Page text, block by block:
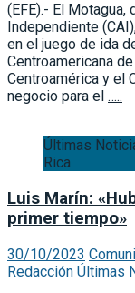
(EFE).- El
Independiente
en el juego de ida
Centroamericana
Centroamérica y el
negocio para el …..
Últimas
Rica
Luis Marín:
primer tiempo»
30/10/2023
Redacción Últimas